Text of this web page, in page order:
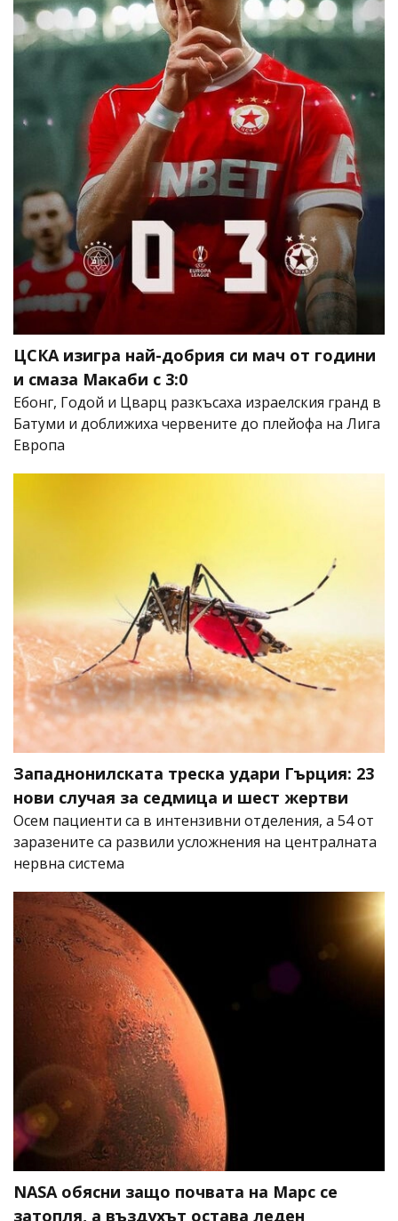
ЦСКА изигра най-добрия си мач от години
и смаза Макаби с 3:0
Ебонг, Годой и Цварц разкъсаха израелския гранд в
Батуми и доближиха червените до плейофа на Лига
Европа
Западнонилската треска удари Гърция: 23
нови случая за седмица и шест жертви
Осем пациенти са в интензивни отделения, а 54 от
заразените са развили усложнения на централната
нервна система
NASA обясни защо почвата на Марс се
затопля, а въздухът остава леден